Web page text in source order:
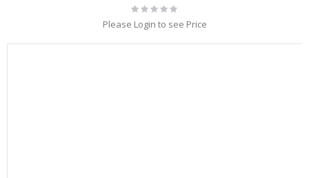
Rating:
0%
Please Login to see Price